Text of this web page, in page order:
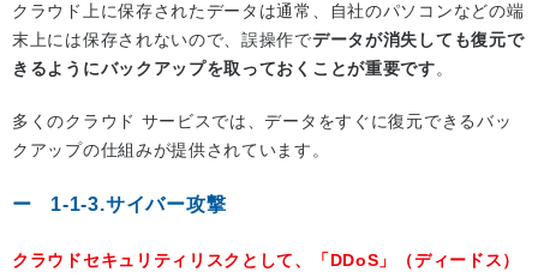
クラウド上に保存されたデータは通常、自社のパソコンなどの端
末上には保存されないので、誤操作でデータが消失しても復元で
きるようにバックアップを取っておくことが重要です。
多くのクラウド サービスでは、データをすぐに復元できるバッ
クアップの仕組みが提供されています。
1-1-3.サイバー攻撃
クラウドセキュリティリスクとして、「DDoS」（ディードス）